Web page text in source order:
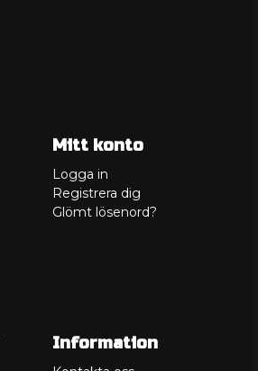
Mitt konto
Logga in
Registrera dig
Glömt lösenord?
Information